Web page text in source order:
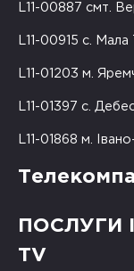
L11-00887 смт.
L11-00915 с.
L11-01203 м.
L11-01397 с.
L11-01868 м.
ПОСЛУГИ
TV